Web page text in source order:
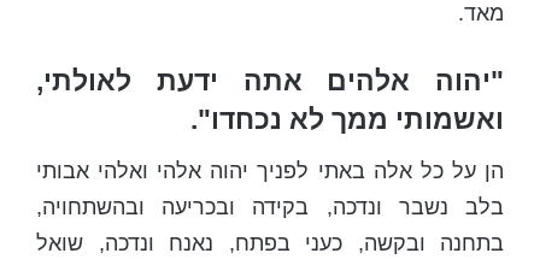
מאד.
"יהוה אלהים אתה ידעת לאולתי,
ואשמותי ממך לא נכחדו".
הן על כל אלה באתי לפניך יהוה אלהי ואלהי אבותי
בלב נשבר ונדכה, בקידה ובכריעה ובהשתחויה,
בתחנה ובקשה, כעני בפתח, נאנח ונדכה, שואל